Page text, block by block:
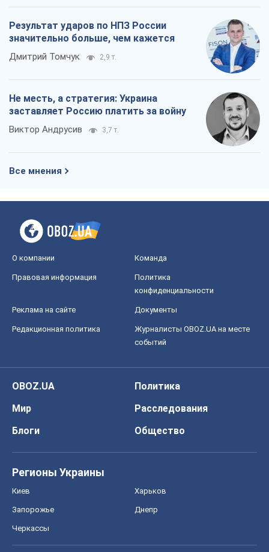
Результат ударов по НПЗ России
значительно больше, чем кажется
Дмитрий Томчук 2,9 т.
Не месть, а стратегия: Украина
заставляет Россию платить за войну
Виктор Андрусив 3,7 т.
Все мнения
О компании Команда
Правовая информация
Политика
конфиденциальности
Реклама на сайте Документы
Редакционная политика
Журналисты OBOZ.UA на месте
событий
OBOZ.UA
Политика
Мир
Расследования
Блоги
Общество
Регионы Украины
Киев Харьков
Запорожье Днепр
Черкассы